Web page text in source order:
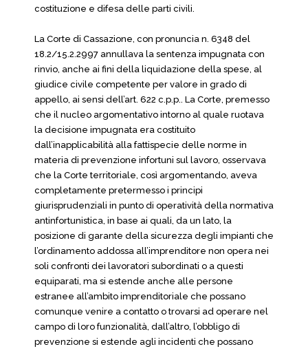
costituzione e difesa delle parti civili.
La Corte di Cassazione, con pronuncia n. 6348 del
18.2/15.2.2997 annullava la sentenza impugnata con
rinvio, anche ai fini della liquidazione della spese, al
giudice civile competente per valore in grado di
appello, ai sensi dell’art. 622 c.p.p.. La Corte, premesso
che il nucleo argomentativo intorno al quale ruotava
la decisione impugnata era costituito
dall’inapplicabilità alla fattispecie delle norme in
materia di prevenzione infortuni sul lavoro, osservava
che la Corte territoriale, così argomentando, aveva
completamente pretermesso i principi
giurisprudenziali in punto di operatività della normativa
antinfortunistica, in base ai quali, da un lato, la
posizione di garante della sicurezza degli impianti che
l’ordinamento addossa all’imprenditore non opera nei
soli confronti dei lavoratori subordinati o a questi
equiparati, ma si estende anche alle persone
estranee all’ambito imprenditoriale che possano
comunque venire a contatto o trovarsi ad operare nel
campo di loro funzionalità, dall’altro, l’obbligo di
prevenzione si estende agli incidenti che possano